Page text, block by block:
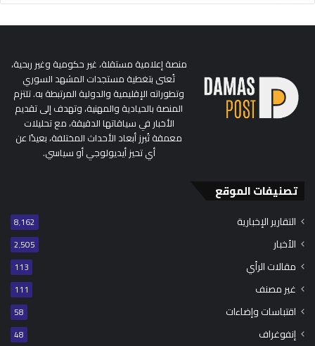
منصة إعلامية مستقلة، غير حكومية وغير ربحية،
تُعنى بتغطية مستجدات المشهد السوري
وتطوراته الإقليمية والدولية المرتبطة به. تلتزم
المنصة بالحيادية والمهنية، وتهدف إلى تقديم
الأخبار في سياقاتها الدقيقة، مع تحليلات
معمقة تُبرز أبعاد الأحداث المختلفة، بعيدًا عن
أي تحيز أيديولوجي أو سياسي.
تصنيفات الموقع
التقارير الإخبارية 8٬162
الأخبار 2٬505
مقالات الرأي 113
غير مصنف 111
اقتباسات وإضاءات 58
إنفوغراف 48